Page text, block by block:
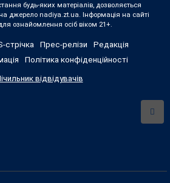
будь-яких матеріалів, дозволяється
джерело nadiya.zt.ua. Інформація на сайті
ознайомлення осіб віком 21+.
стрічка Прес-релізи
Редакція
Політика конфіденційності